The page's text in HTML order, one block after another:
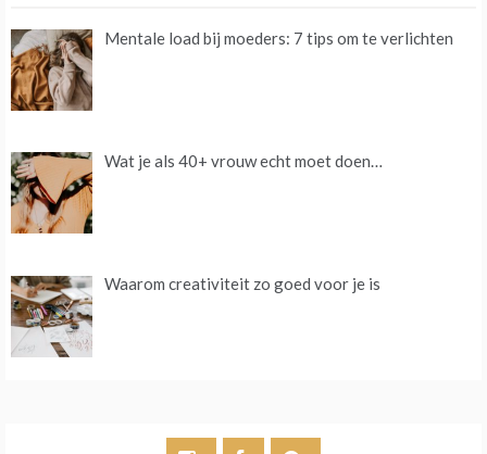
Mentale load bij moeders: 7 tips om te verlichten
Wat je als 40+ vrouw echt moet doen…
Waarom creativiteit zo goed voor je is